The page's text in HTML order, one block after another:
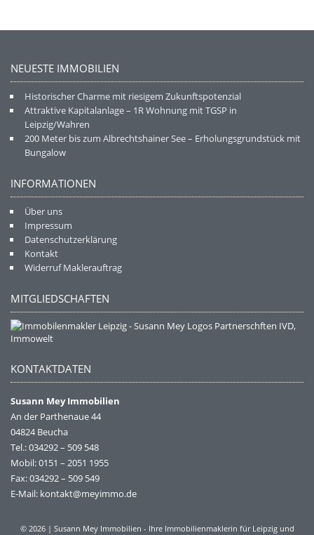
NEUESTE IMMOBILIEN
Historischer Charme mit riesigem Zukunftspotenzial
Attraktive Kapitalanlage – 1R Wohnung mit TGSP in
Leipzig/Wahren
200 Meter bis zum Albrechtshainer See – Erholungsgrundstück mit
Bungalow
INFORMATIONEN
Über uns
Impressum
Datenschutzerklärung
Kontakt
Widerruf Maklerauftrag
MITGLIEDSCHAFTEN
KONTAKTDATEN
Susann Mey Immobilien
An der Parthenaue 44
04824 Beucha
Tel.: 034292 – 509 548
Mobil: 0151 – 2051 1955
Fax: 034292 – 509 549
E-Mail: kontakt@meyimmo.de
© 2026 | Susann Mey Immobilien - Ihre Immobilienmaklerin für Leipzig und